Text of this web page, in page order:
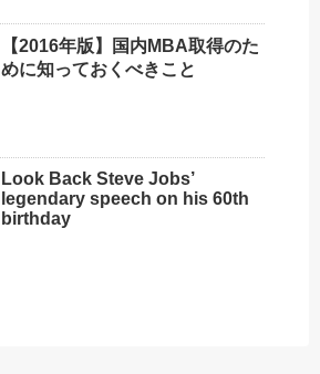
【2016年版】国内MBA取得のた
めに知っておくべきこと
Look Back Steve Jobs’
legendary speech on his 60th
birthday